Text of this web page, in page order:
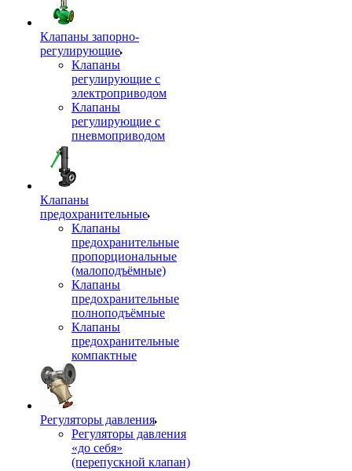
Клапаны запорно-
регулирующие
Клапаны
регулирующие с
электроприводом
Клапаны
регулирующие с
пневмоприводом
Клапаны
предохранительные
Клапаны
предохранительные
пропорциональные
(малоподъёмные)
Клапаны
предохранительные
полноподъёмные
Клапаны
предохранительные
компактные
Регуляторы давления
Регуляторы давления
«до себя»
(перепускной клапан)